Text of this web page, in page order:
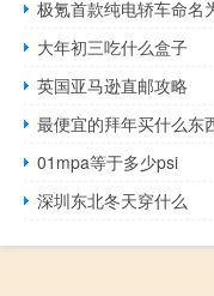
大年初三吃什么盒子
英国亚马逊直邮攻略
最便宜的拜年买什么东
01mpa等于多少psi
深圳东北冬天穿什么